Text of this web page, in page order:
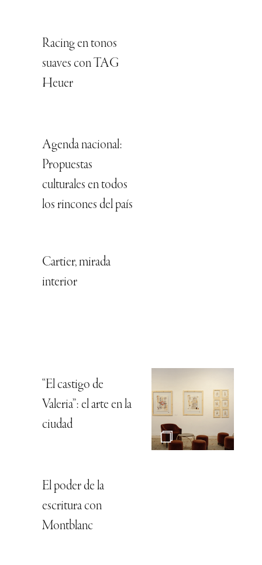
Racing en tonos
suaves con TAG
Heuer
Agenda nacional:
Propuestas
culturales en todos
los rincones del país
Cartier, mirada
interior
“El castigo de
Valeria”: el arte en la
ciudad
El poder de la
escritura con
Montblanc